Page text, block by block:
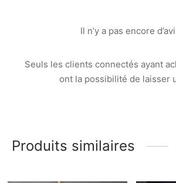
Il n’y a pas encore
Seuls les clients connectés ayant
ont la possibilité de laisser
Produits similaires